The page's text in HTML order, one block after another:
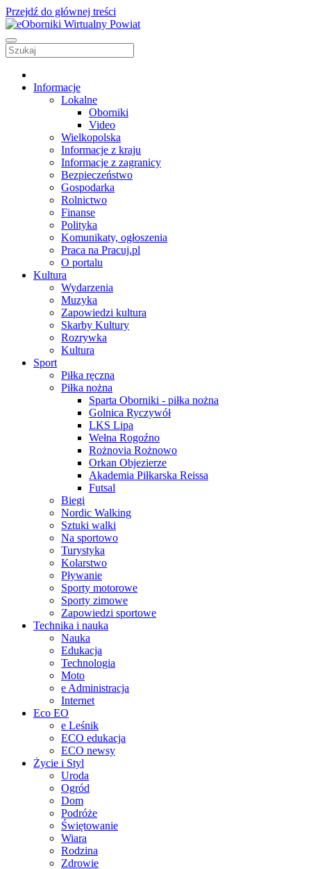
Przejdź do głównej treści
Informacje
Lokalne
Oborniki
Video
Wielkopolska
Informacje z kraju
Informacje z zagranicy
Bezpieczeństwo
Gospodarka
Rolnictwo
Finanse
Polityka
Komunikaty, ogłoszenia
Praca na Pracuj.pl
O portalu
Kultura
Wydarzenia
Muzyka
Zapowiedzi kultura
Skarby Kultury
Rozrywka
Kultura
Sport
Piłka ręczna
Piłka nożna
Sparta Oborniki - piłka nożna
Golnica Ryczywół
LKS Lipa
Wełna Rogoźno
Rożnovia Rożnowo
Orkan Objezierze
Akademia Piłkarska Reissa
Futsal
Biegi
Nordic Walking
Sztuki walki
Na sportowo
Turystyka
Kolarstwo
Pływanie
Sporty motorowe
Sporty zimowe
Zapowiedzi sportowe
Technika i nauka
Nauka
Edukacja
Technologia
Moto
e Administracja
Internet
Eco EO
e Leśnik
ECO edukacja
ECO newsy
Życie i Styl
Uroda
Ogród
Dom
Podróże
Świętowanie
Wiara
Rodzina
Zdrowie